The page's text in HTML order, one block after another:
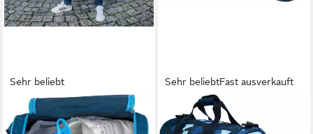
Sehr beliebt
SCOOLI
Sporttasche
Sehr beliebtFast ausverkauft
NEOXX
Sporttasche Move, teilweise